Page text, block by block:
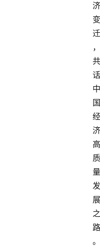
济
变
迁
，
共
话
中
国
经
济
高
质
量
发
展
之
路
。